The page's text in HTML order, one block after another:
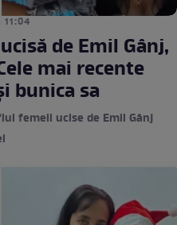
de Emil Gânj,
mai recente
bunica sa
femeii ucise de Emil Gânj